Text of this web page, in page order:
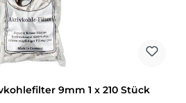
9mm 1 x 210 Stück